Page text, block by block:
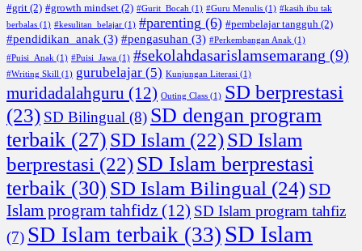
#grit (2) #growth mindset (2) #Gurit_Bocah (1) #Guru Menulis (1) #kasih ibu tak
berbalas (1) #kesulitan_belajar (1) #parenting (6) #pembelajar tangguh (2)
#pendidikan_anak (3) #pengasuhan (3) #Perkembangan Anak (1)
#Puisi_Anak (1) #Puisi_Jawa (1) #sekolahdasarislamsemarang (9)
#Writing Skill (1) gurubelajar (5) Kunjungan Literasi (1)
muridadalahguru (12) Outing Class (1) SD berprestasi
(23) SD Bilingual (8) SD dengan program
terbaik (27) SD Islam (22)SD Islam
berprestasi (22)SD Islam berprestasi
terbaik (30) SD Islam Bilingual (24) SD
Islam program tahfidz (12) SD Islam program tahfiz
(7) SD Islam terbaik (33) SD Islam